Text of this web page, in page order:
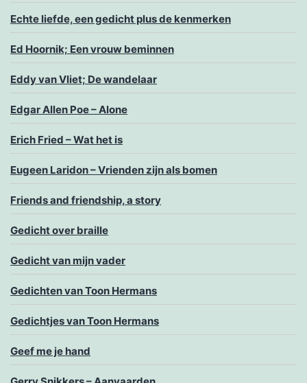
Echte liefde, een gedicht plus de kenmerken
Ed Hoornik; Een vrouw beminnen
Eddy van Vliet; De wandelaar
Edgar Allen Poe – Alone
Erich Fried – Wat het is
Eugeen Laridon – Vrienden zijn als bomen
Friends and friendship, a story
Gedicht over braille
Gedicht van mijn vader
Gedichten van Toon Hermans
Gedichtjes van Toon Hermans
Geef me je hand